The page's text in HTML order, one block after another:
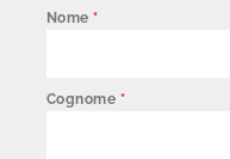
Nome*
Cognome *